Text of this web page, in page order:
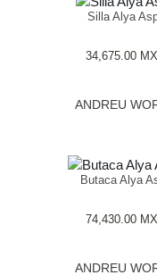
Silla Alya
34,675.00
ANDREU
Butaca Alya
74,430.00
ANDREU